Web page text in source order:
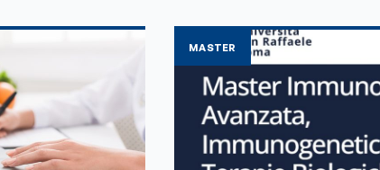
MASTER